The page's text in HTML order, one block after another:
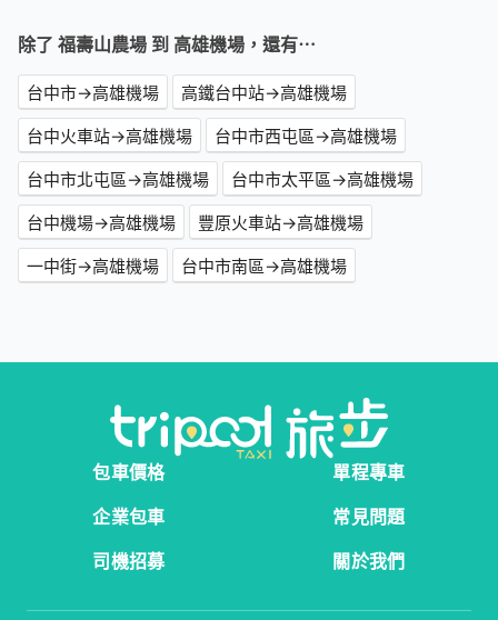
除了 福壽山農場 到 高雄機場，還有⋯
台中市→高雄機場
高鐵台中站→高雄機場
台中火車站→高雄機場
台中市西屯區→高雄機場
台中市北屯區→高雄機場
台中市太平區→高雄機場
台中機場→高雄機場
豐原火車站→高雄機場
一中街→高雄機場
台中市南區→高雄機場
包車價格
單程專車
企業包車
常見問題
司機招募
關於我們